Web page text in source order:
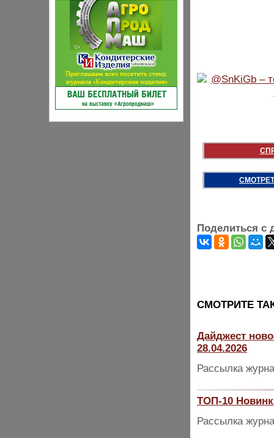
Поделиться с
CМОТРИТЕ
Дайджест
28.04.2026
Рассылка
ТОП-10
Рассылка